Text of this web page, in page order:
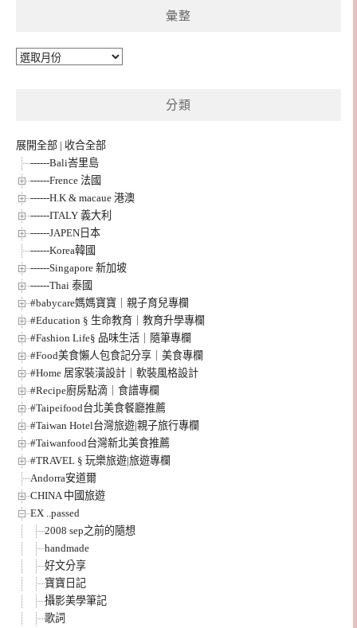
彙整
彙
分類
展開全部 | 收合全部
------Bali峇里島
------Frence 法國
------H.K & macaue 港澳
------ITALY 義大利
------JAPEN日本
------Korea韓國
------Singapore 新加坡
------Thai 泰國
#babycare媽媽寶寶｜親子育兒專欄
#Education § 生命教育｜教育升學專欄
#Fashion Life§ 品味生活｜隨筆專欄
#Food美食懶人包食記分享｜美食專欄
#Home 居家裝潢設計｜軟裝風格設計
#Recipe廚房點滴｜食譜專欄
#Taipeifood台北美食餐廳推薦
#Taiwan Hotel台灣旅遊|親子旅行專欄
#Taiwanfood台灣新北美食推薦
#TRAVEL § 玩樂旅遊|旅遊專欄
Andorra安道爾
CHINA 中國旅遊
EX ..passed
2008 sep之前的隨想
handmade
好文分享
寶寶日記
攝影美學筆記
歌詞